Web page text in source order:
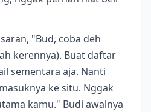
"Bud, coba deh
kerennya). Buat daftar
sementara aja. Nanti
ke situ. Nggak
kamu." Budi awalnya